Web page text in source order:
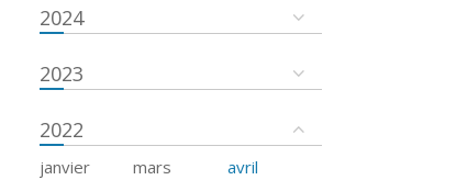
2024
2023
2022
janvier mars
avril